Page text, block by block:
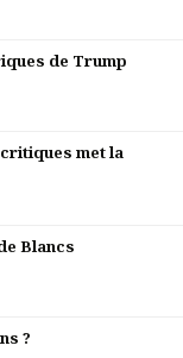
de Trump
met la
Blancs
?